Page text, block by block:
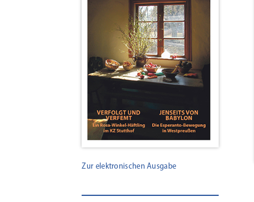
Zur elektronischen Ausgabe